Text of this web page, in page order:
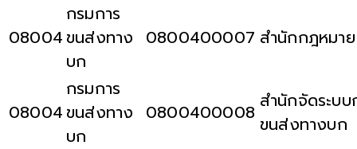
08004
กรมการ
ขนส่งทาง
บก
0800400007 สำนักกฎหมาย
08004
กรมการ
ขนส่งทาง
บก
0800400008 สำนักจัดระบบ
ขนส่งทางบก